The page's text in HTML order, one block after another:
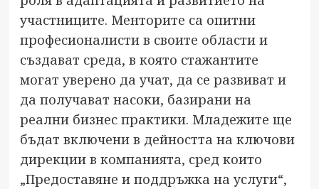
участниците. Менторите са опитни
професионалисти в своите области и
създават среда, в която стажантите
могат уверено да учат, да се развиват и
да получават насоки, базирани на
реални бизнес практики. Младежите ще
бъдат включени в дейността на ключови
дирекции в компанията, сред които
„Предоставяне и поддръжка на услуги“,